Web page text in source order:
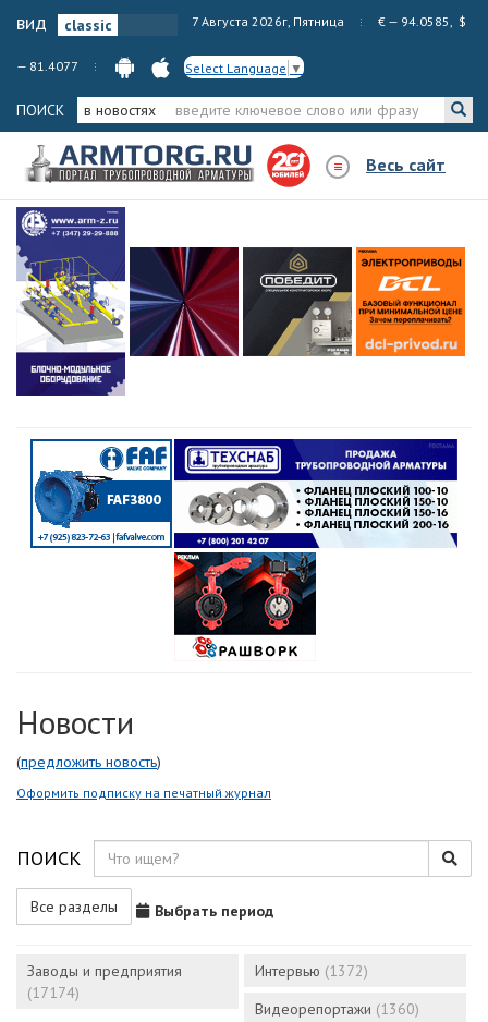
вид 7 Августа 2026г, Пятница € — 94.0585, $
— 81.4077 Select Language ▼
ПОИСК в новостях
Весь сайт
Новости
(предложить новость)
Оформить подписку на печатный журнал
ПОИСК
Все разделы Выбрать период
Заводы и предприятия
(17174)
Интервью (1372)
Видеорепортажи (1360)